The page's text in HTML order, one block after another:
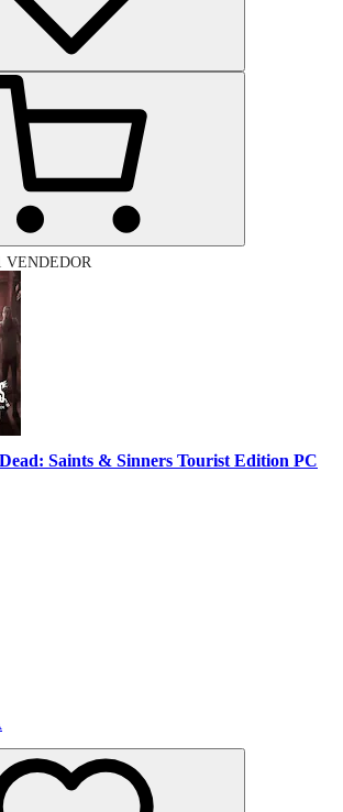
VENDEDOR
Saints & Sinners Tourist Edition PC